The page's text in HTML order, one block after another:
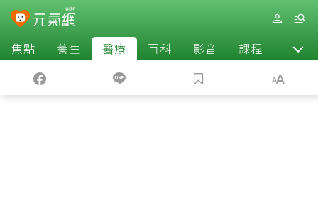
焦點 養生 醫療 百科 影音 課程 退休